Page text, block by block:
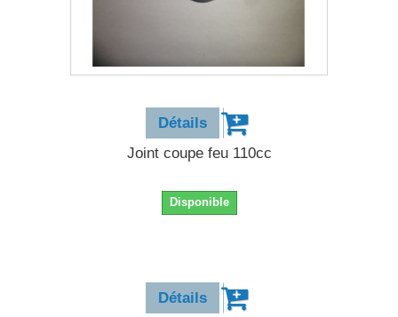
Détails
Joint coupe feu 110cc
Disponible
Détails